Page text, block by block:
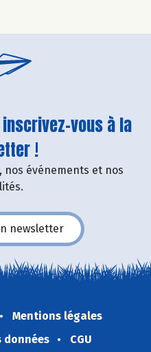
vous à la
!
événements et nos
newsletter
Mentions légales
données
CGU